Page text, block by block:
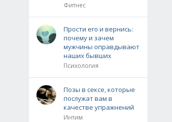
Фитнес
Прости его и вернись:
почему и зачем
мужчины оправдывают
наших бывших
Психология
Позы в сексе, которые
послужат вам в
качестве упражнений
Интим